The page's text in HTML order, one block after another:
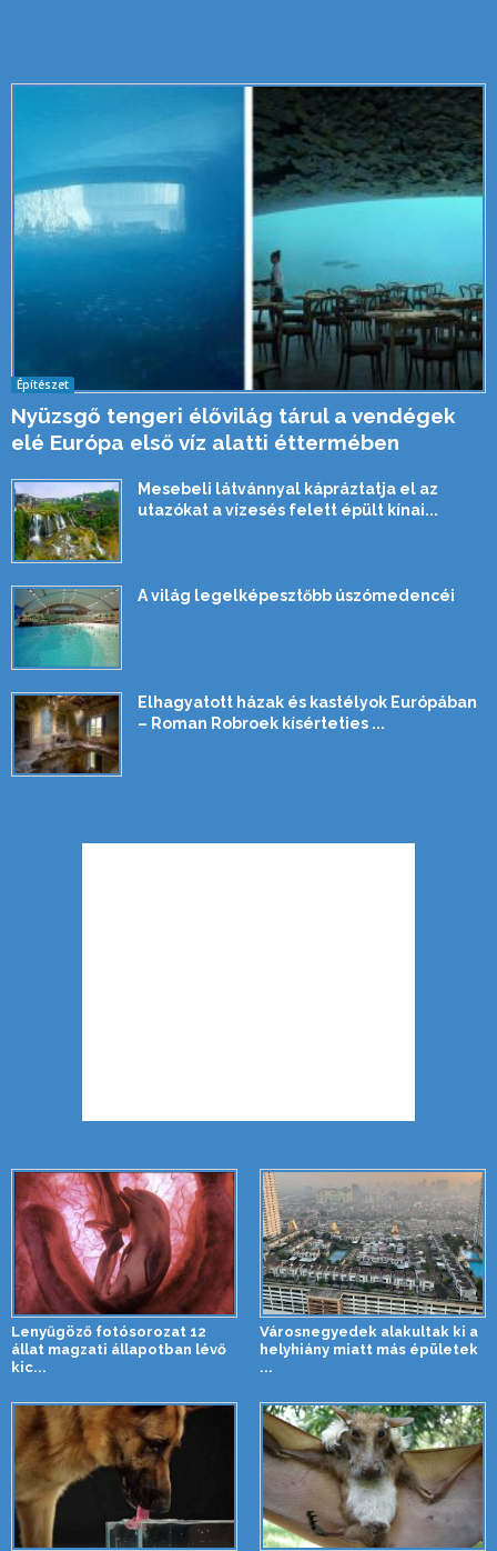
Építészet
Nyüzsgő tengeri élővilág tárul a vendégek
elé Európa első víz alatti éttermében
Mesebeli látvánnyal kápráztatja el az
utazókat a vízesés felett épült kínai...
A világ legelképesztőbb úszómedencéi
Elhagyatott házak és kastélyok Európában
– Roman Robroek kísérteties ...
Lenyűgöző fotósorozat 12
állat magzati állapotban lévő
kic...
Városnegyedek alakultak ki a
helyhiány miatt más épületek
...